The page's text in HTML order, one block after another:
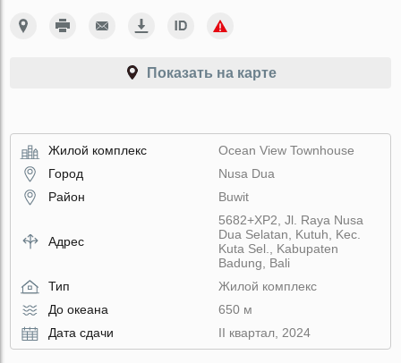
Показать на карте
Жилой комплекс
Ocean View Townhouse
Город
Nusa Dua
Район
Buwit
Адрес
5682+XP2, Jl. Raya Nusa
Dua Selatan, Kutuh, Kec.
Kuta Sel., Kabupaten
Badung, Bali
Тип
Жилой комплекс
До океана
650 м
Дата сдачи
II квартал, 2024